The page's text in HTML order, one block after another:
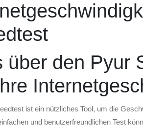
über den Pyur
ist ein nützliches Tool, um die
und benutzerfreundlichen Test